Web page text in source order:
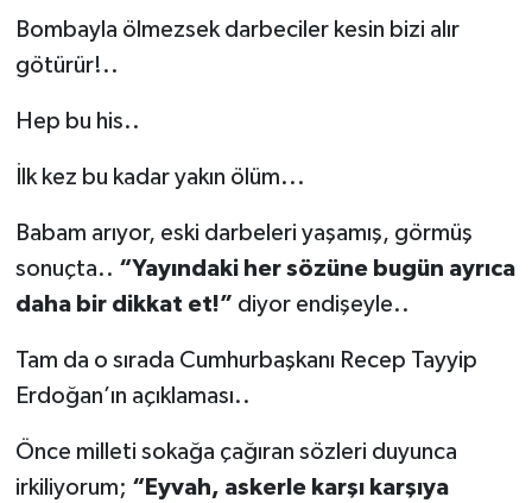
Bombayla ölmezsek darbeciler kesin bizi alır
götürür!..
Hep bu his..
İlk kez bu kadar yakın ölüm...
Babam arıyor, eski darbeleri yaşamış, görmüş
sonuçta.. “Yayındaki her sözüne bugün ayrıca
daha bir dikkat et!” diyor endişeyle..
Tam da o sırada Cumhurbaşkanı Recep Tayyip
Erdoğan’ın açıklaması..
Önce milleti sokağa çağıran sözleri duyunca
irkiliyorum; “Eyvah, askerle karşı karşıya